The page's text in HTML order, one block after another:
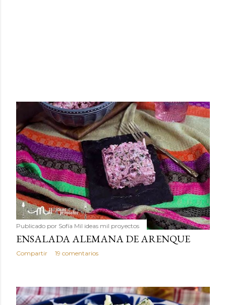
Publicado por Sofía Mil ideas mil proyectos
ENSALADA ALEMANA DE ARENQUE
Compartir 19 comentarios